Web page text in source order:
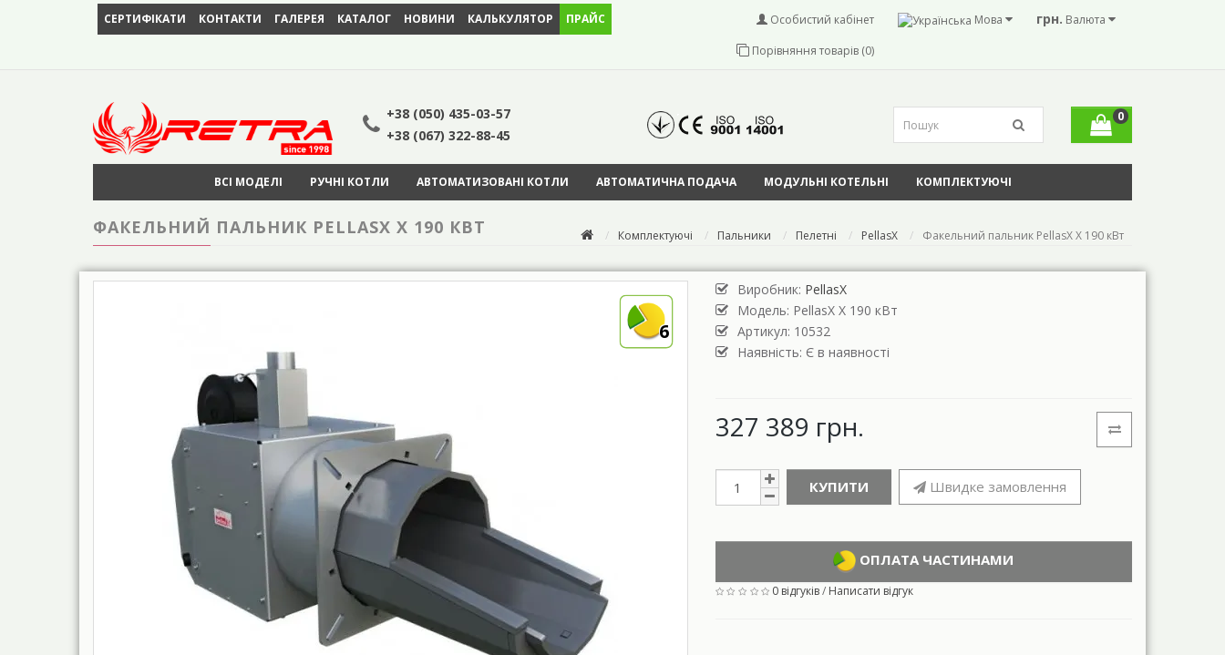
СЕРТИФІКАТИ КОНТАКТИ ГАЛЕРЕЯ КАТАЛОГ НОВИНИ КАЛЬКУЛЯТОР ПРАЙС грн. Валюта
Мова
Особистий кабінет
Порівняння товарів (0)
+38 (050) 435-03-57
+38 (067) 322-88-45
0
ВСІ МОДЕЛІ РУЧНІ КОТЛИ АВТОМАТИЗОВАНІ КОТЛИ АВТОМАТИЧНА ПОДАЧА МОДУЛЬНІ КОТЕЛЬНІ КОМПЛЕКТУЮЧІ
Комплектуючі Пальники Пелетні PellasX Факельний пальник PellasX X 190 кВт
ФАКЕЛЬНИЙ ПАЛЬНИК PELLASX X 190 КВТ
6
Виробник: PellasX
Модель: PellasX X 190 кВт
Артикул: 10532
Наявність: Є в наявності
327 389 грн.
КУПИТИ Швидке замовлення
ОПЛАТА ЧАСТИНАМИ
0 відгуків/ Написати відгук